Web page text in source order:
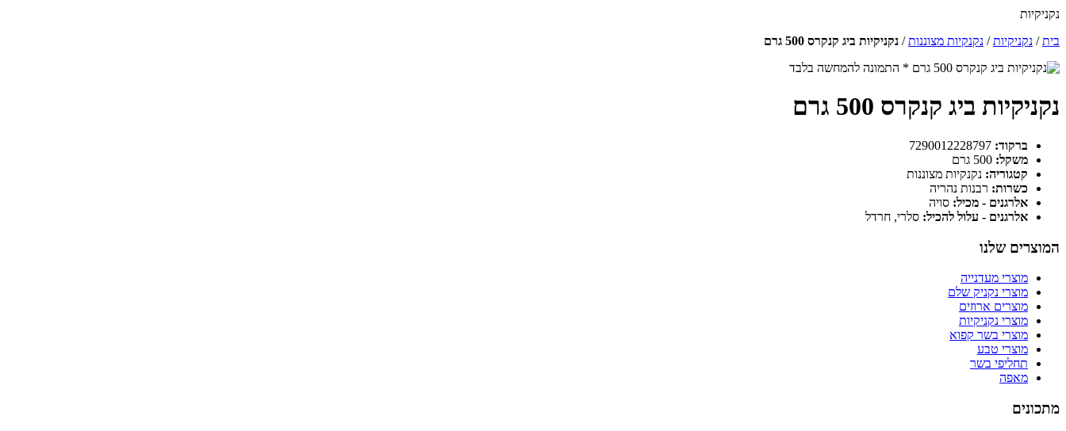
נקניקיות
בית/ נקניקיות/ נקנקיות מצוננות/ נקניקיות ביג קנקרס 500 גרם
* התמונה להמחשה בלבד
נקניקיות ביג קנקרס 500 גרם
ברקוד: 7290012228797
משקל:
קטגוריה: נקנקיות מצוננות
כשרות: רבנות נהריה
אלרגנים - מכיל: סויה
אלרגנים - עלול להכיל: סלרי, חרדל
המוצרים שלנו
מוצרי מעדנייה
מוצרי נקניק שלם
מוצרים ארוזים
מוצרי נקניקיות
מוצרי בשר קפוא
מוצרי טבע
תחליפי בשר
מאפה
מתכונים